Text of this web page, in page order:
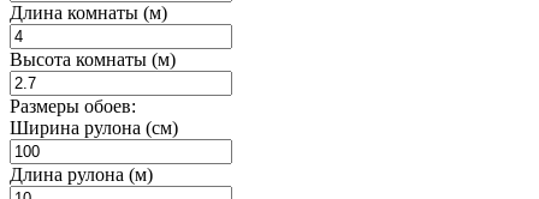
Длина комнаты (м)
Высота комнаты (м)
Размеры обоев:
Ширина рулона (см)
Длина рулона (м)